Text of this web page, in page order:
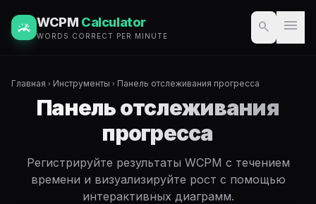
WCPM Calculator
WORDS CORRECT PER MINUTE
search menu
Главная chevron_right Инструменты chevron_right Панель отслеживания прогресса
Панель отслеживания
прогресса
Регистрируйте результаты WCPM с течением
времени и визуализируйте рост с помощью
интерактивных диаграмм.